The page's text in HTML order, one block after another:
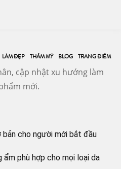
LÀM ĐẸP THẨM MỸ BLOG TRANG ĐIỂM
cập nhật xu hướng làm
mới.
bản cho người mới bắt đầu
phù hợp cho mọi loại da